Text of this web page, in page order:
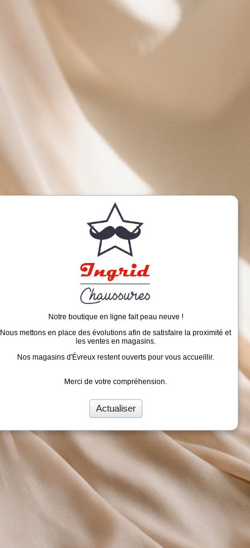
Notre boutique en ligne fait peau neuve !
Nous mettons en place des évolutions afin de satisfaire la proximité et
les ventes en magasins.
Nos magasins d'Évreux restent ouverts pour vous accueillir.
Merci de votre compréhension.
Actualiser